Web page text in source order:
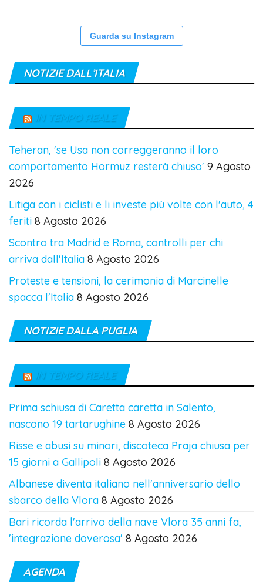
Guarda su Instagram
NOTIZIE DALL’ITALIA
IN TEMPO REALE
Teheran, 'se Usa non correggeranno il loro
comportamento Hormuz resterà chiuso' 9 Agosto
2026
Litiga con i ciclisti e li investe più volte con l'auto, 4
feriti 8 Agosto 2026
Scontro tra Madrid e Roma, controlli per chi
arriva dall'Italia 8 Agosto 2026
Proteste e tensioni, la cerimonia di Marcinelle
spacca l'Italia 8 Agosto 2026
NOTIZIE DALLA PUGLIA
IN TEMPO REALE
Prima schiusa di Caretta caretta in Salento,
nascono 19 tartarughine 8 Agosto 2026
Risse e abusi su minori, discoteca Praja chiusa per
15 giorni a Gallipoli 8 Agosto 2026
Albanese diventa italiano nell'anniversario dello
sbarco della Vlora 8 Agosto 2026
Bari ricorda l'arrivo della nave Vlora 35 anni fa,
'integrazione doverosa' 8 Agosto 2026
AGENDA